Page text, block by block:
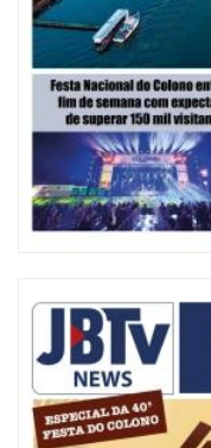
07/08/2026 | 07:00
Saúde de BC promove
neste sábado
BALNEÁRIO